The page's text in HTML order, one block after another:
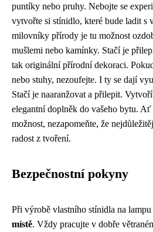
puntíky nebo pruhy. Nebojte se
vytvořte si stínidlo, které bude ladit s
milovníky přírody je tu možnost
mušlemi nebo kamínky. Stačí je
tak originální přírodní dekoraci.
nebo stuhy, nezoufejte. I ty se dají
Stačí je naaranžovat a přilepit.
elegantní doplněk do vašeho bytu.
možnost, nezapomeňte, že
radost z tvoření.
Bezpečnostní pokyny
Při výrobě vlastního stínidla na lampu
místě. Vždy pracujte v dobře